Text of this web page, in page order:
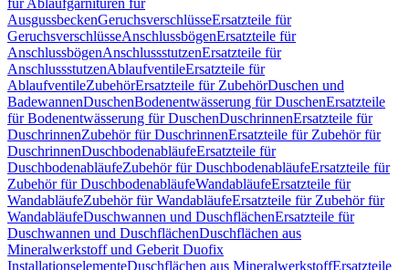
für Ablaufgarnituren für
AusgussbeckenGeruchsverschlüsseErsatzteile für
GeruchsverschlüsseAnschlussbögenErsatzteile für
AnschlussbögenAnschlussstutzenErsatzteile für
AnschlussstutzenAblaufventileErsatzteile für
AblaufventileZubehörErsatzteile für ZubehörDuschen und
BadewannenDuschenBodenentwässerung für DuschenErsatzteile
für Bodenentwässerung für DuschenDuschrinnenErsatzteile für
DuschrinnenZubehör für DuschrinnenErsatzteile für Zubehör für
DuschrinnenDuschbodenabläufeErsatzteile für
DuschbodenabläufeZubehör für DuschbodenabläufeErsatzteile für
Zubehör für DuschbodenabläufeWandabläufeErsatzteile für
WandabläufeZubehör für WandabläufeErsatzteile für Zubehör für
WandabläufeDuschwannen und DuschflächenErsatzteile für
Duschwannen und DuschflächenDuschflächen aus
Mineralwerkstoff und Geberit Duofix
InstallationselementeDuschflächen aus MineralwerkstoffErsatzteile